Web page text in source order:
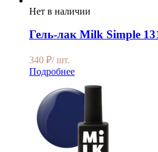
Нет в наличии
Гель-лак Milk Simple
340 ₽/ шт.
Подробнее